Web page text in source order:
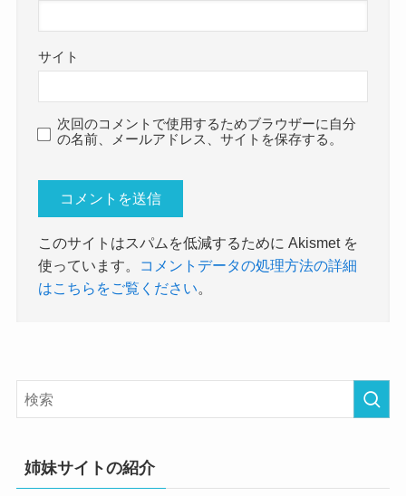
サイト
次回のコメントで使用するためブラウザーに自分
の名前、メールアドレス、サイトを保存する。
このサイトはスパムを低減するために Akismet を
使っています。
コメントデータの処理方法の詳細
はこちらをご覧ください。
姉妹サイトの紹介